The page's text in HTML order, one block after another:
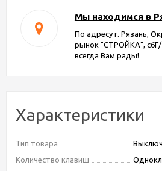
Мы находимся в
По адресу г. Рязань,
рынок "СТРОЙКА",
всегда Вам рады!
Характеристики
Тип товара
Количество клавиш